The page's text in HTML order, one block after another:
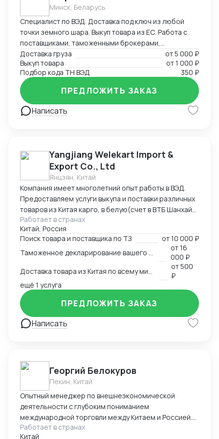
пресс-фильтры, флотационные машины и прочее).
Есть проверенная база производителей из Китая с
качественным оборудованием.
Минск, Беларусь
Специалист по ВЭД. Доставка под ключ из любой
точки земного шара. Выкуп товара из ЕС. Работа с
поставщиками, таможенными брокерами,
перевозчиками. Создание и редактирование
документов (любых (прям любых)) под ваши нужды.
Доставка груза от5 000 ₽
Выкуп товара
от1 000 ₽
Подбор кода ТН ВЭД
350 ₽
Написать
ПРЕДЛОЖИТЬ ЗАКАЗ
Yangjiang Welekart Import &
Export Co., Ltd
Янцзян, Китай
Компания имеет многолетний опыт работы в ВЭД.
Предоставляем услуги выкупа и поставки различных
товаров из Китая карго, в белую(счет в ВТБ Шанхай),
под ключ. Помогаем с оформлением различных
сертификатов на территории КНР. В частности, из
за территориального расположения компании,
специализируемся на кухонной утвари, ножах,
маникюрные металлические инструменты и т.п.;
стоматологических металлических инструментах.
Работает в странах
Китай, Россия
Поиск товара и поставщика по ТЗ
от10 000 ₽
от16
000 ₽
от500
₽
ещё 1 услуга
Написать
ПРЕДЛОЖИТЬ ЗАКАЗ
Георгий Белокуров
Пекин, Китай
Опытный менеджер по внешнеэкономической
деятельности с глубоким пониманием
международной торговли между Китаем и Россией.
Более 8 лет практического опыта в сфере импорта,
Работает в странах
Китай